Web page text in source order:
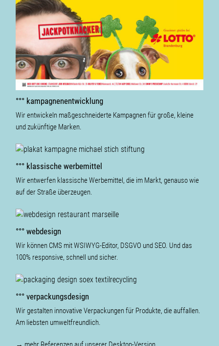
°°° kampagnenentwicklung
Wir entwickeln maßgeschneiderte Kampagnen für große, kleine
und zukünftige Marken.
°°° klassische werbemittel
Wir entwerfen klassische Werbemittel, die im Markt, genauso wie
auf der Straße überzeugen.
°°° webdesign
Wir können CMS mit WSIWYG-Editor, DSGVO und SEO. Und das
100% responsive, schnell und sicher.
°°° verpackungsdesign
Wir gestalten inno­vative Verpackungen für Produkte, die auffallen.
Am liebsten umweltfreundlich.